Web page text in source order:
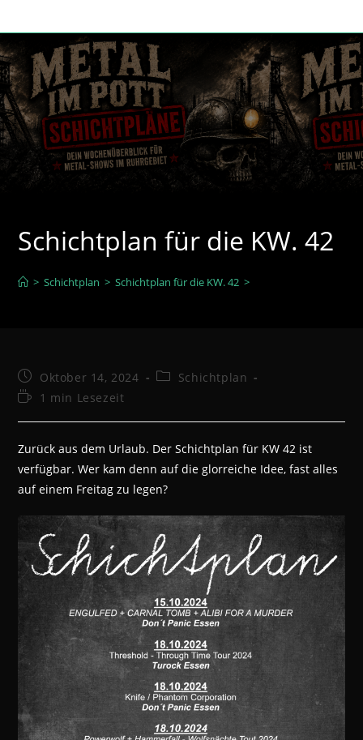
Inhalt
springen
Schichtplan für die KW. 42
> Schichtplan > Schichtplan für die KW. 42 >
Beitrag
veröffentlicht:
Oktober 14, 2024
Beitrags-
Schichtplan
Lesedauer:
1 min Lesezeit
Zurück aus dem Urlaub. Der Schichtplan für KW 42 ist
verfügbar. Wer kam denn auf die glorreiche Idee, fast alles
auf einem Freitag zu legen?